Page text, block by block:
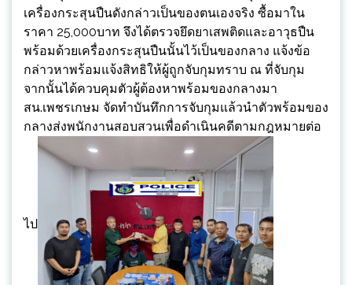
เครื่องกระสุนปืนดังกล่าวเป็นของตนเองจริง ซื้อมาใน
ราคา 25,000บาท จึงได้ตรวจยึดยาเสพติดและอาวุธปืน
พร้อมด้วยเครื่องกระสุนปืนนั้นไว้เป็นของกลาง แจ้งข้อ
กล่าวหาพร้อมแจ้งสิทธิให้ผู้ถูกจับกุมทราบ ณ ที่จับกุม
จากนั้นได้ควบคุมตัวผู้ต้องหาพร้อมของกลางมา
สน.เพชรเกษม จัดทำบันทึกการจับกุมแล้วนำตัวพร้อมของ
กลางส่งพนักงานสอบสวนเพื่อดำเนินคดีตามกฎหมายต่อ
ไป